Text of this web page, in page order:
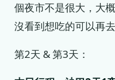
個夜市不是很大，大
沒看到想吃的可以再
第2天 & 第3天：